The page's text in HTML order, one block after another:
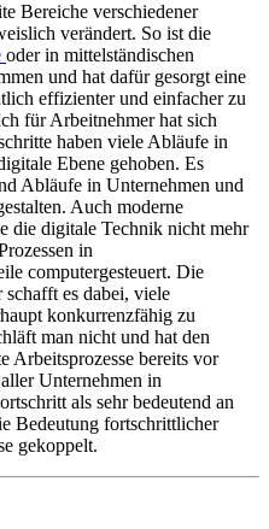
Bereiche verschiedener
verändert. So ist die
oder in mittelständischen
und hat dafür gesorgt eine
effizienter und einfacher zu
für Arbeitnehmer hat sich
haben viele Abläufe in
Ebene gehoben. Es
Abläufe in Unternehmen und
Auch moderne
die digitale Technik nicht mehr
in
computergesteuert. Die
es dabei, viele
konkurrenzfähig zu
man nicht und hat den
Arbeitsprozesse bereits vor
Unternehmen in
als sehr bedeutend an
Bedeutung fortschrittlicher
gekoppelt.